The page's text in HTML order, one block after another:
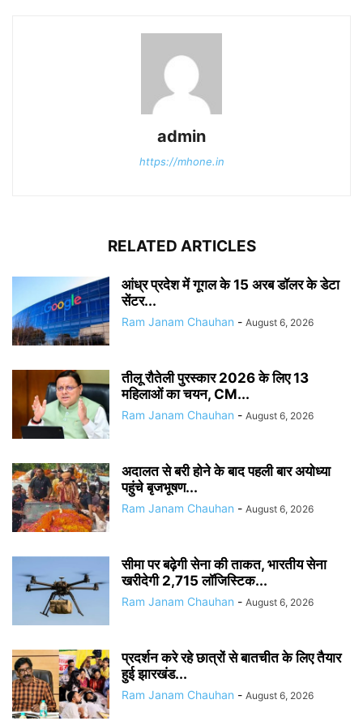
admin
https://mhone.in
RELATED ARTICLES
आंध्र प्रदेश में गूगल के 15 अरब डॉलर के डेटा
सेंटर...
Ram Janam Chauhan - August 6, 2026
तीलू रौतेली पुरस्कार 2026 के लिए 13
महिलाओं का चयन, CM...
Ram Janam Chauhan - August 6, 2026
अदालत से बरी होने के बाद पहली बार अयोध्या
पहुंचे बृजभूषण...
Ram Janam Chauhan - August 6, 2026
सीमा पर बढ़ेगी सेना की ताकत, भारतीय सेना
खरीदेगी 2,715 लॉजिस्टिक...
Ram Janam Chauhan - August 6, 2026
प्रदर्शन करे रहे छात्रों से बातचीत के लिए तैयार
हुई झारखंड...
Ram Janam Chauhan - August 6, 2026